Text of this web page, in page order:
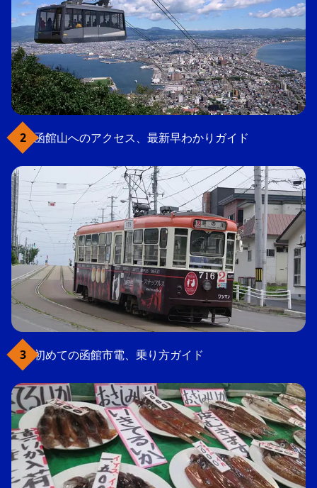
函館山へのアクセス、最新早わかりガイド
初めての函館市電、乗り方ガイド